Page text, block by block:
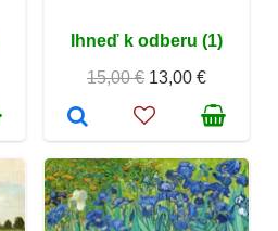
Ihneď k odberu (1)
15,00 € 13,00 €